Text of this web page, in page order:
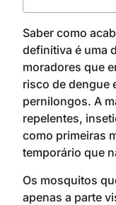
Saber como
definitiva é uma
moradores que
risco de dengue
pernilongos. A
repelentes,
como primeiras
temporário que
Os mosquitos
apenas a parte